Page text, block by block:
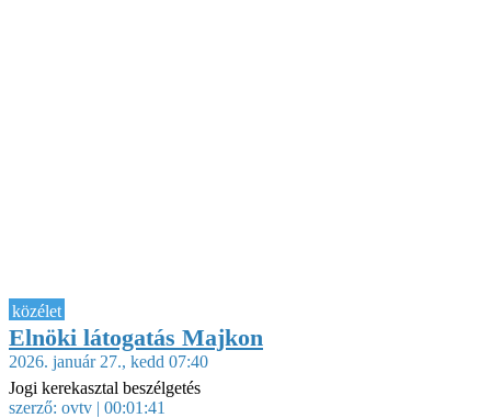
közélet
Elnöki látogatás Majkon
2026. január 27., kedd 07:40
Jogi kerekasztal beszélgetés
szerző: ovtv | 00:01:41